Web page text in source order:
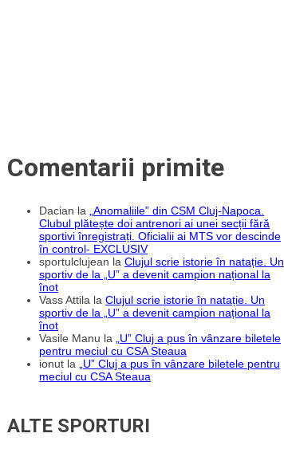
Comentarii primite
Dacian la
„Anomaliile” din CSM Cluj-Napoca.
Clubul plătește doi antrenori ai unei secții fără
sportivi înregistrați. Oficialii ai MTS vor descinde
în control- EXCLUSIV
sportulclujean la Clujul scrie istorie în natație. Un
sportiv de la „U” a devenit campion național la
înot
Vass Attila la Clujul scrie istorie în natație. Un
sportiv de la „U” a devenit campion național la
înot
Vasile Manu la
„U” Cluj a pus în vânzare biletele
pentru meciul cu CSA Steaua
ionut la
„U” Cluj a pus în vânzare biletele pentru
meciul cu CSA Steaua
ALTE SPORTURI